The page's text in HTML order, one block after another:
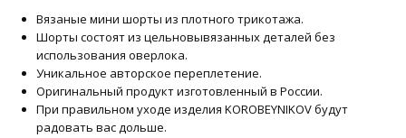
Вязаные мини шорты из плотного трикотажа.
Шорты состоят из цельновывязанных деталей без
использования оверлока.
Уникальное авторское переплетение.
Оригинальный продукт изготовленный в России.
При правильном уходе изделия KOROBEYNIKOV будут
радовать вас дольше.